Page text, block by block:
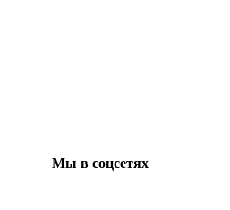
Мы в соцсетях